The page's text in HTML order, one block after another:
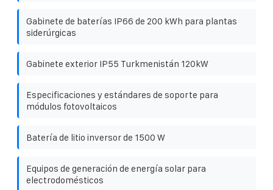
Gabinete de baterías IP66 de 200 kWh para plantas
siderúrgicas
Gabinete exterior IP55 Turkmenistán 120kW
Especificaciones y estándares de soporte para
módulos fotovoltaicos
Batería de litio inversor de 1500 W
Equipos de generación de energía solar para
electrodomésticos